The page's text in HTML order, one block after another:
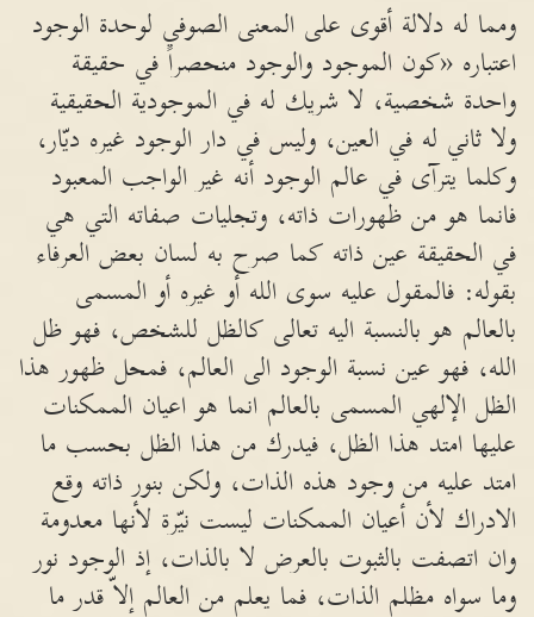
ومما له دلالة أقوى على المعنى الصوفي لوحدة الوجود
اعتباره «كون الموجود والوجود منحصراً في حقيقة
واحدة شخصية، لا شريك له في الموجودية الحقيقية
ولا ثاني له في العين، وليس في دار الوجود غيره ديّار،
وكلما يترآى في عالم الوجود أنه غير الواجب المعبود
فانما هو من ظهورات ذاته، وتجليات صفاته التي هي
في الحقيقة عين ذاته كما صرح به لسان بعض العرفاء
بقوله: فالمقول عليه سوى الله أو غيره أو المسمى
بالعالم هو بالنسبة اليه تعالى كالظل للشخص، فهو ظل
الله، فهو عين نسبة الوجود الى العالم، فمحل ظهور هذا
الظل الإلهي المسمى بالعالم انما هو اعيان الممكنات
عليها امتد هذا الظل، فيدرك من هذا الظل بحسب ما
امتد عليه من وجود هذه الذات، ولكن بنور ذاته وقع
الادراك لأن أعيان الممكنات ليست نيّرة لأنها معدومة
وان اتصفت بالثبوت بالعرض لا بالذات، إذ الوجود نور
وما سواه مظلم الذات، فما يعلم من العالم إلاّ قدر ما